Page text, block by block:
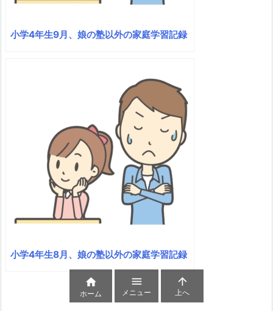
小学4年生9月、娘の塾以外の家庭学習記録
小学4年生8月、娘の塾以外の家庭学習記録

ホーム

メニュー

上へ